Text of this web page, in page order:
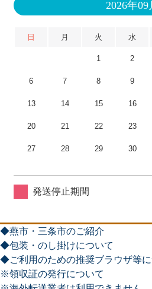
2026年09
日 月 火 水
1 2
6 7 8 9
13 14 15 16
20 21 22 23
27 28 29 30
発送停止期間
◆燕市・三条市のご紹介
◆包装・のし掛けについて
◆ご利用のための推奨ブラウザ等に
※領収証の発行について